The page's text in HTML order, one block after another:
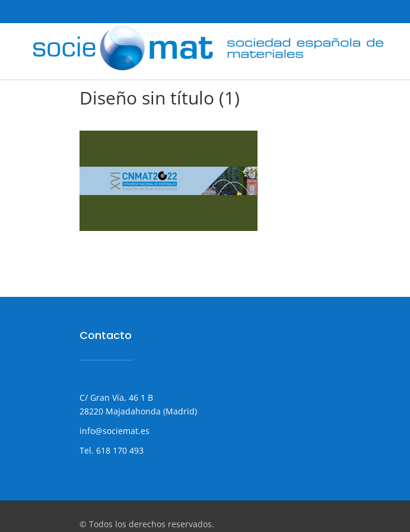
Diseño sin título (1)
Contacto
C/ Gran Vía, 46 1 B
28220 Majadahonda (Madrid)
info@sociemat.es
Tel. 618 170 493
© Todos los derechos reservados.